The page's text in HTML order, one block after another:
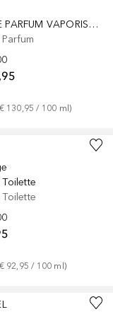
EAU DE PARFUM VAPORISATEUR
€ 130,95 / 100 ml)
€ 92,95 / 100 ml)
Gesponsert